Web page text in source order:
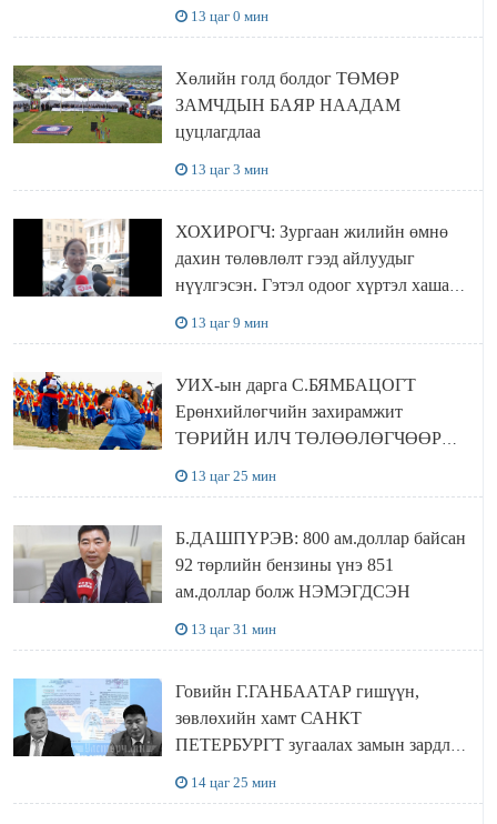
13 цаг 0 мин
Хөлийн голд болдог ТӨМӨР
ЗАМЧДЫН БАЯР НААДАМ
цуцлагдлаа
13 цаг 3 мин
ХОХИРОГЧ: Зургаан жилийн өмнө
дахин төлөвлөлт гээд айлуудыг
нүүлгэсэн. Гэтэл одоог хүртэл хашаа
13 цаг 9 мин
УИХ-ын дарга С.БЯМБАЦОГТ
Ерөнхийлөгчийн захирамжит
ТӨРИЙН ИЛЧ ТӨЛӨӨЛӨГЧӨӨР
13 цаг 25 мин
Б.ДАШПҮРЭВ: 800 ам.доллар байсан
92 төрлийн бензины үнэ 851
ам.доллар болж НЭМЭГДСЭН
13 цаг 31 мин
Говийн Г.ГАНБААТАР гишүүн,
зөвлөхийн хамт САНКТ
ПЕТЕРБУРГТ зугаалах замын зардлаа
14 цаг 25 мин